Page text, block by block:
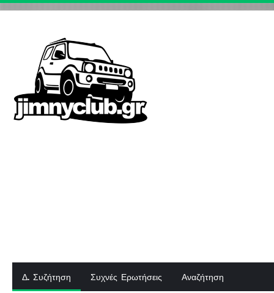
Δ. Συζήτηση Συχνές Ερωτήσεις Αναζήτηση